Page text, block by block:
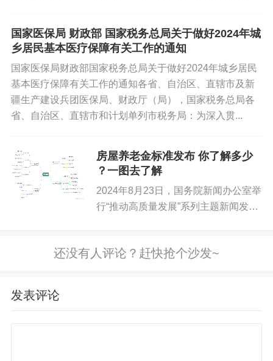
（一）审核。市社保局对高校毕业生的社保缴费情况
进行审核，各县（市）区、开发区人力资源和社会保障部
门、市人才服务局对高校毕业生提交的其他材料进行审
核；
公示，公示期不少于5个工作日；
（三）兑现。市社保局按程序将补贴资金发放给高校
市级60%、县（市）区和开发区40%的比例承担，由市级
第七条 高校毕业生社保缴费中断后，自中断当月起
国家医保局 财政部 国家税务总局关于做好2024年城
乡居民基本医疗保障有关工作的通知
国家医保局财政部国家税务总局关于做好2024年城乡居民
基本医疗保障有关工作的通知各省、自治区、直辖市及新
疆生产建设兵团医保局、财政厅（局），国家税务总局各
省、自治区、直辖市和计划单列市税务局：为深入贯...
房屋养老金标准发布 你了解多少
？一图去了解
2024年8月23日，国务院新闻办公室举
行“推动高质量发展”系列主题新闻发布
老金、房屋保险制度，构建全生命周期
发表评论